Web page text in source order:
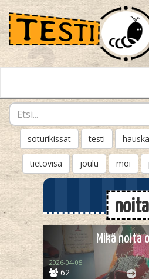
soturikissat testi hauska
tietovisa joulu moi
noita
Mikä noita
62
2026-04-05